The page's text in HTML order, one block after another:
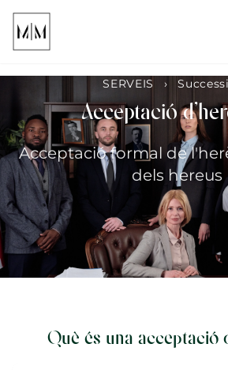
SERVEIS ›
Acceptació
Acceptació formal de
dels hereus
Què és una acceptació